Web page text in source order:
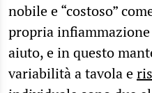
nobile e “costoso”
propria
aiuto, e in questo
variabilità a tavola e